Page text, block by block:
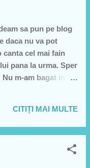
fior. In ultimii ani
multa lume sa
asta o sa ma
i...
sa pun pe blog
daca nu va pot
canta cel mai fain
pana la urma. Sper
m-am bagat in
dat de PSD.. deci
CITIȚI MAI MULTE